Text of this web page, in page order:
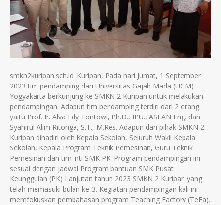
smkn2kuripan.sch.id. Kuripan, Pada hari Jumat, 1 September
2023 tim pendamping dari Universitas Gajah Mada (UGM)
Yogyakarta berkunjung ke SMKN 2 Kuripan untuk melakukan
pendampingan. Adapun tim pendamping terdiri dari 2 orang
yaitu Prof. Ir. Alva Edy Tontowi, Ph.D., IPU., ASEAN Eng. dan
Syahirul Alim Ritonga, S.T., M.Res. Adapun dari pihak SMKN 2
Kuripan dihadiri oleh Kepala Sekolah, Seluruh Wakil Kepala
Sekolah, Kepala Program Teknik Pemesinan, Guru Teknik
Pemesinan dan tim inti SMK PK. Program pendampingan ini
sesuai dengan jadwal Program bantuan SMK Pusat
Keunggulan (PK) Lanjutan tahun 2023 SMKN 2 Kuripan yang
telah memasuki bulan ke-3. Kegiatan pendampingan kali ini
memfokuskan pembahasan program Teaching Factory (TeFa).